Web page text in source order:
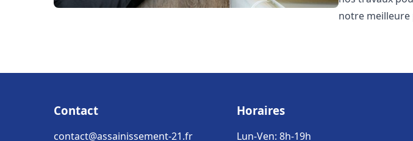
notre meilleure
Contact
contact@assainissement-21.fr
Horaires
Lun-Ven: 8h-19h